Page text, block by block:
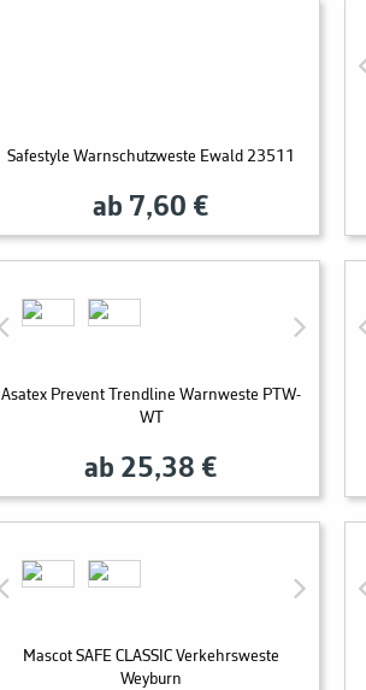
Safestyle Warnschutzweste Ewald 23511
ab 7,60 €
Asatex Prevent Trendline Warnweste PTW-
WT
ab 25,38 €
Mascot SAFE CLASSIC Verkehrsweste
Weyburn